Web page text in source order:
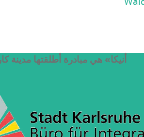
«أنيكا» هي مبادرة أطلقتها مدينة